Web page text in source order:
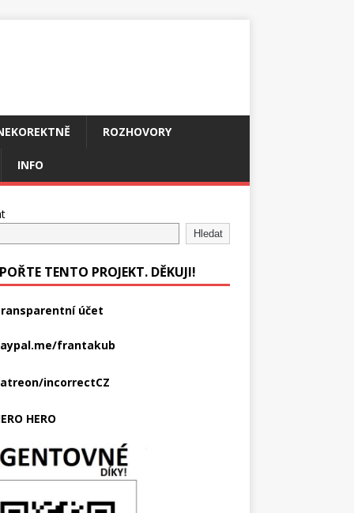
ROZHOVORY
INFO
Hledat
TENTO PROJEKT. DĚKUJI!
účet
frantakub
incorrectCZ
HERO